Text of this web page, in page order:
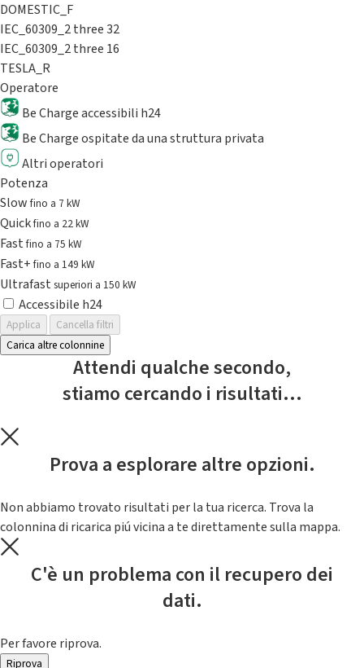
DOMESTIC_F
IEC_60309_2 three 32
IEC_60309_2 three 16
TESLA_R
Operatore
Be Charge accessibili h24
Be Charge ospitate da una struttura privata
Altri operatori
Potenza
Slowfino a 7 kW
Quickfino a 22 kW
Fastfino a 75 kW
Fast+fino a 149 kW
Ultrafast superiori a 150 kW
Accessibile h24
Applica
Cancella filtri
Carica altre colonnine
Attendi qualche secondo,
stiamo cercando i risultati...
Prova a esplorare altre opzioni.
Non abbiamo trovato risultati per la tua ricerca. Trova la
colonnina di ricarica piú vicina a te direttamente sulla mappa.
C'è un problema con il recupero dei
dati.
Per favore riprova.
Riprova